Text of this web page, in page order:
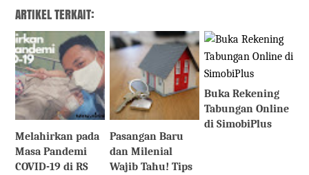
ARTIKEL TERKAIT:
Melahirkan pada
Masa Pandemi
COVID-19 di RS
Pasangan Baru
dan Milenial
Wajib Tahu! Tips
Buka Rekening
Tabungan Online
di SimobiPlus